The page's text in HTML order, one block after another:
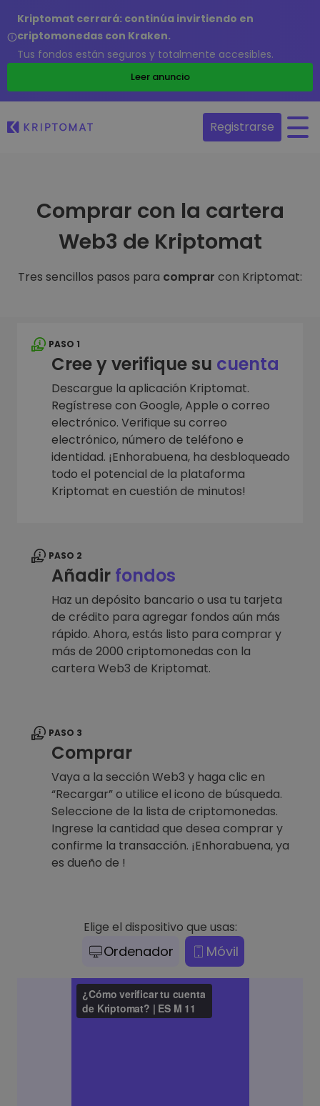
Kriptomat cerrará: continúa invirtiendo en
criptomonedas con Kraken.
Tus fondos están seguros y totalmente accesibles.
Leer anuncio
Registrarse
Comprar con la cartera
Web3 de Kriptomat
Tres sencillos pasos para comprar con Kriptomat:
PASO 1
Cree y verifique su cuenta
Descargue la aplicación Kriptomat.
Regístrese con Google, Apple o correo
electrónico. Verifique su correo
electrónico, número de teléfono e
identidad. ¡Enhorabuena, ha desbloqueado
todo el potencial de la plataforma
Kriptomat en cuestión de minutos!
PASO 2
Añadir fondos
Haz un depósito bancario o usa tu tarjeta
de crédito para agregar fondos aún más
rápido. Ahora, estás listo para comprar y
más de 2000 criptomonedas con la
cartera Web3 de Kriptomat.
PASO 3
Comprar
Vaya a la sección Web3 y haga clic en
“Recargar” o utilice el icono de búsqueda.
Seleccione de la lista de criptomonedas.
Ingrese la cantidad que desea comprar y
confirme la transacción. ¡Enhorabuena, ya
es dueño de !
Elige el dispositivo que usas:
Ordenador Móvil